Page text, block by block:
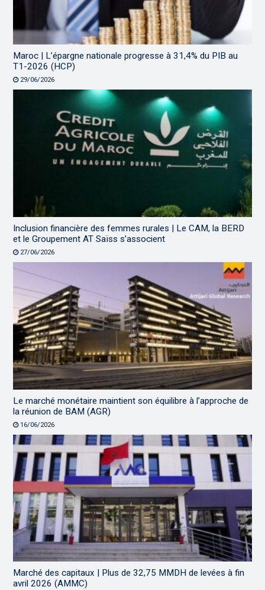
Maroc | L’épargne nationale progresse à 31,4% du PIB au
T1-2026 (HCP)
29/06/2026
Inclusion financière des femmes rurales | Le CAM, la BERD
et le Groupement AT Saïss s’associent
27/06/2026
Le marché monétaire maintient son équilibre à l’approche de
la réunion de BAM (AGR)
16/06/2026
Marché des capitaux | Plus de 32,75 MMDH de levées à fin
avril 2026 (AMMC)